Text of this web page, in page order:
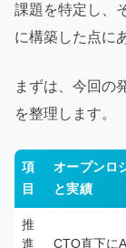
課題を特定し、
に構築した点に
まずは、今回の
を整理します。
項
目
オープンロ
と実績
推
進
CTO直下に